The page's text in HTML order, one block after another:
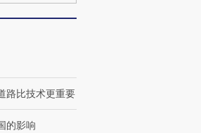
路比技术更重要
的影响